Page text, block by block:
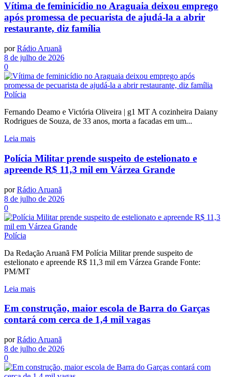
Vítima de feminicídio no Araguaia deixou emprego
após promessa de pecuarista de ajudá-la a abrir
restaurante, diz família
por Rádio Aruanã
8 de julho de 2026
0
Polícia
Fernando Deamo e Victória Oliveira | g1 MT A cozinheira Daiany
Rodrigues de Souza, de 33 anos, morta a facadas em um...
Leia mais
Polícia Militar prende suspeito de estelionato e
apreende R$ 11,3 mil em Várzea Grande
por Rádio Aruanã
8 de julho de 2026
0
Polícia
Da Redação Aruanã FM Polícia Militar prende suspeito de
estelionato e apreende R$ 11,3 mil em Várzea Grande Fonte:
PM/MT
Leia mais
Em construção, maior escola de Barra do Garças
contará com cerca de 1,4 mil vagas
por Rádio Aruanã
8 de julho de 2026
0